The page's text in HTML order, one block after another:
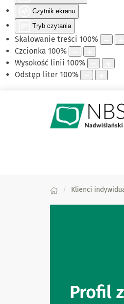
Czytnik ekranu
Tryb czytania
Skalowanie treści 100%
Czcionka 100%
Wysokość linii 100%
Odstęp liter 100%
Klienci
Profil